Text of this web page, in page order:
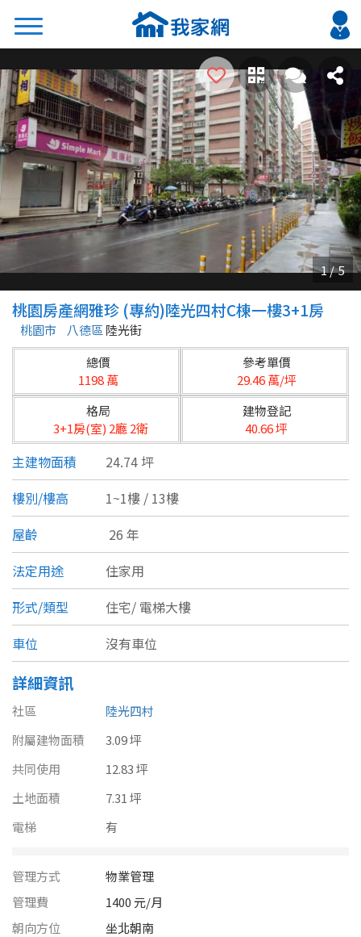
搜尋
熱門關鍵字
2026 台北降價好屋限量釋出
2026 新北降價好屋限量釋出
2026 台中降價好屋限量釋出
2026 台南降價好屋限量釋出
2026 高雄降價好屋限量釋出
縣市
不限
台北市
基隆市
新北市
宜蘭縣
桃園市
新竹市
新竹縣
苗栗縣
台中市
雲林縣
嘉義市
嘉義縣
台南市
高雄市
區域
類型(可複選)
公寓
別墅 透天厝
農舍 辦公
坪數
不拘
60~70 坪
桃園房產網雅珍 (專約)陸光四村C棟一樓3+1房
桃園市 八德區 陸光街
總價
1198 萬
參考單價
29.46 萬/坪
格局
3+1房(室) 2廳 2衛
建物登記
40.66 坪
主建物面積
24.74 坪
樓別/樓高
1~1樓 / 13樓
屋齡
26 年
法定用途
住家用
形式/類型
住宅/ 電梯大樓
車位
沒有車位
詳細資訊
社區
陸光四村
附屬建物面積
3.09 坪
共同使用
12.83 坪
土地面積
7.31 坪
電梯
有
管理方式
物業管理
管理費
1400 元/月
朝向方位
坐北朝南